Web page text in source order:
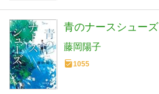
青のナースシューズ
藤岡陽子
1055